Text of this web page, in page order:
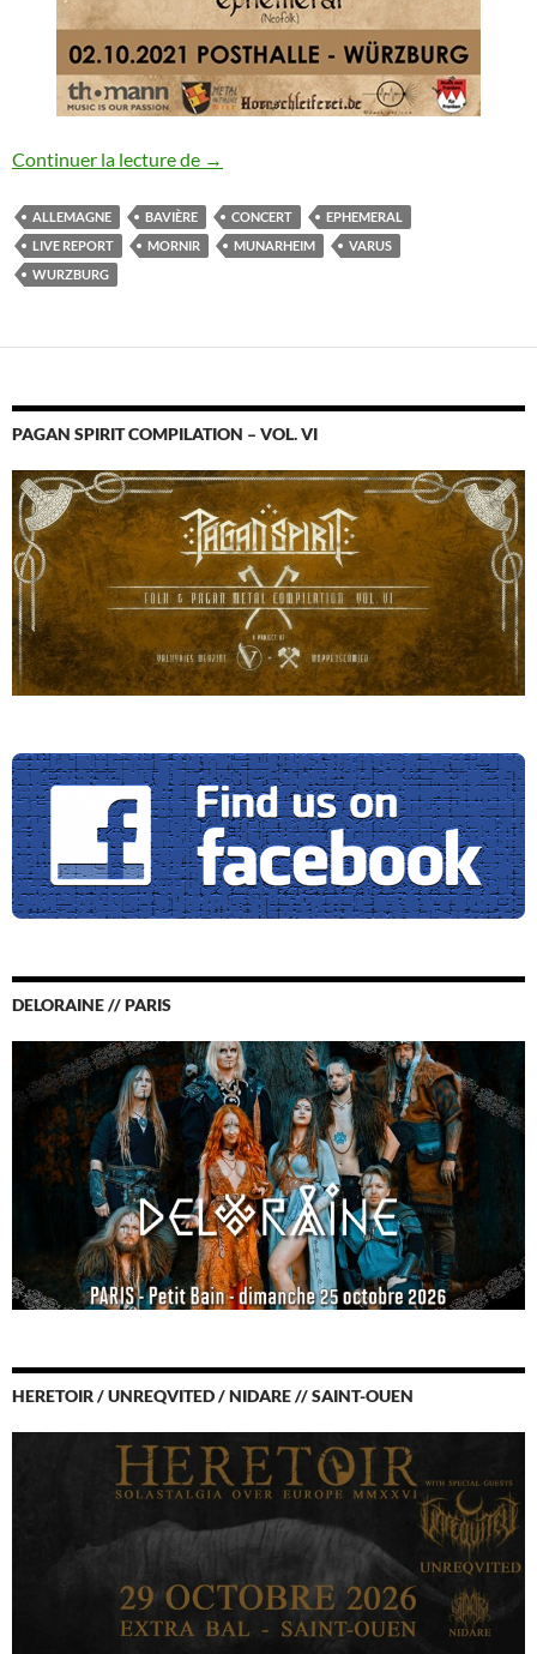
Continuer la lecture de Varus / Munarheim / Mornir / Ephemeral
→
ALLEMAGNE BAVIÈRE CONCERT
EPHEMERAL
LIVE REPORT
MORNIR MUNARHEIM
VARUS
WURZBURG
PAGAN SPIRIT COMPILATION – VOL. VI
DELORAINE // PARIS
HERETOIR / UNREQVITED / NIDARE // SAINT-OUEN